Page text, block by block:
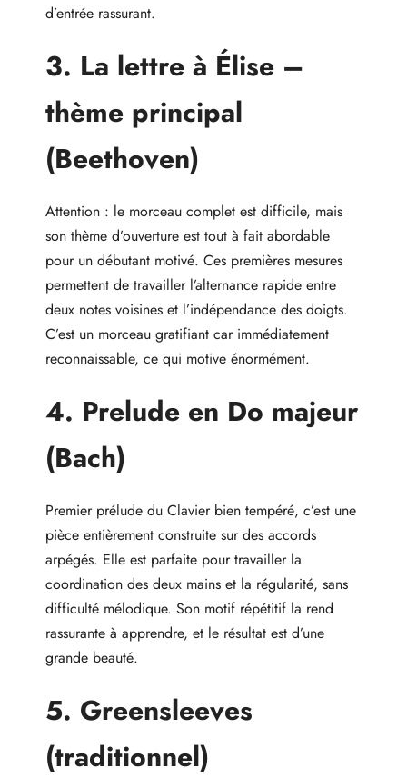
d’entrée rassurant.
3. La lettre à Élise –
thème principal
(Beethoven)
Attention : le morceau complet est difficile, mais
son thème d’ouverture est tout à fait abordable
pour un débutant motivé. Ces premières mesures
permettent de travailler l’alternance rapide entre
deux notes voisines et l’indépendance des doigts.
C’est un morceau gratifiant car immédiatement
reconnaissable, ce qui motive énormément.
4. Prelude en Do majeur
(Bach)
Premier prélude du Clavier bien tempéré, c’est une
pièce entièrement construite sur des accords
arpégés. Elle est parfaite pour travailler la
coordination des deux mains et la régularité, sans
difficulté mélodique. Son motif répétitif la rend
rassurante à apprendre, et le résultat est d’une
grande beauté.
5. Greensleeves
(traditionnel)